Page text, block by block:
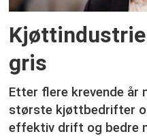
gris
Etter flere krevende år
største kjøttbedrifter
effektiv drift og bedre